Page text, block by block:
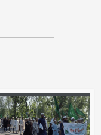
আগুন
বিএনপির এমপি